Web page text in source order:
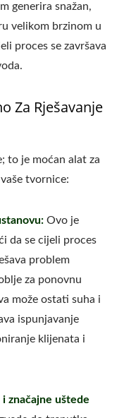
generira snažan,
velikom brzinom u
proces se završava
Za Rješavanje
to je moćan alat za
tvornice:
Ovo je
da se cijeli proces
problem
za ponovnu
može ostati suha i
ispunjavanje
klijenata i
značajne uštede